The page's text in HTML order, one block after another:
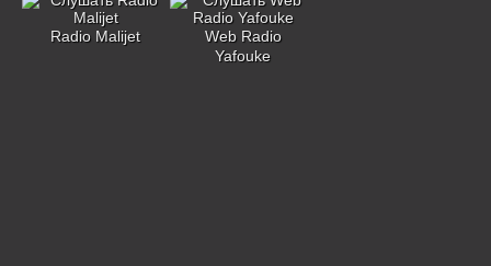
Radio Malijet
Web Radio
Yafouke